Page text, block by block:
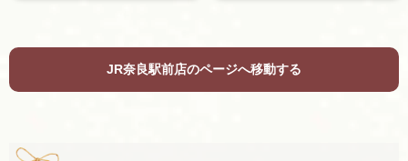
JR奈良駅前店のページへ移動する